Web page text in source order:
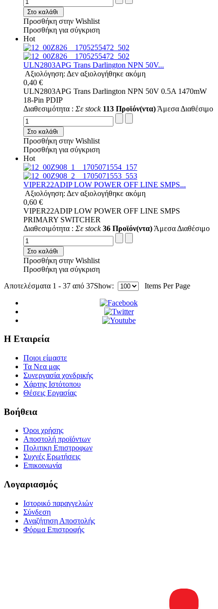
Στο καλάθι
Προσθήκη στην Wishlist
Προσθήκη για σύγκριση
Hot
ULN2803APG Trans Darlington NPN 50V...
Αξιολόγηση: Δεν αξιολογήθηκε ακόμη
0,40 €
ULN2803APG Trans Darlington NPN 50V 0.5A 1470mW
18-Pin PDIP
Διαθεσιμότητα : Σε stock 113 Προϊόν(ντα) Άμεσα Διαθέσιμο
Στο καλάθι
Προσθήκη στην Wishlist
Προσθήκη για σύγκριση
Hot
VIPER22ADIP LOW POWER OFF LINE SMPS...
Αξιολόγηση: Δεν αξιολογήθηκε ακόμη
0,60 €
VIPER22ADIP LOW POWER OFF LINE SMPS
PRIMARY SWITCHER
Διαθεσιμότητα : Σε stock 36 Προϊόν(ντα) Άμεσα Διαθέσιμο
Στο καλάθι
Προσθήκη στην Wishlist
Προσθήκη για σύγκριση
Αποτελέσματα 1 - 37 από 37Show: Items Per Page
Η Εταιρεία
Ποιοι είμαστε
Τα Νεα μας
Συνεργασία χονδρικής
Χάρτης Ιστότοπου
Θέσεις Εργασίας
Βοήθεια
Όροι χρήσης
Αποστολή προϊόντων
Πολιτικη Επιστροφων
Συχνές Ερωτήσεις
Επικοινωνία
Λογαριασμός
Ιστορικό παραγγελιών
Σύνδεση
Αναζήτηση Αποστολής
Φόρμα Επιστροφής